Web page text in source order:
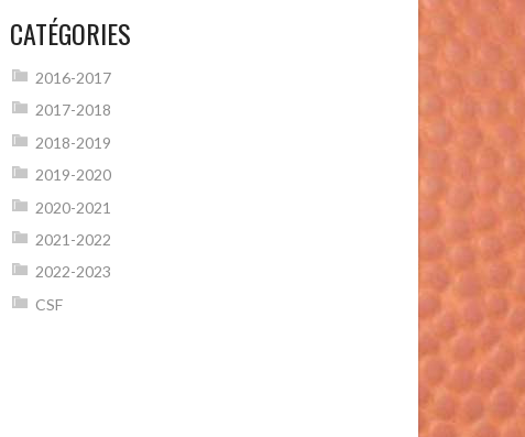
CATÉGORIES
2016-2017
2017-2018
2018-2019
2019-2020
2020-2021
2021-2022
2022-2023
CSF